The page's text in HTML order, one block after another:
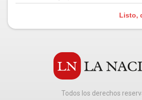
Listo,
Todos los derechos